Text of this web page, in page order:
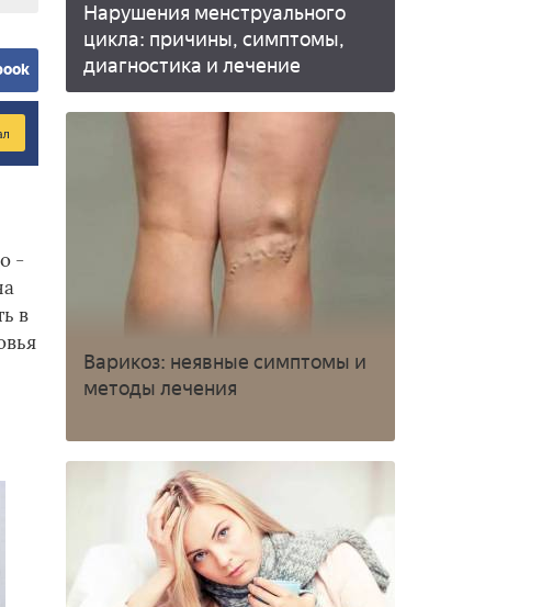
-
в
Нарушения менструального
цикла: причины, симптомы,
диагностика и лечение
Варикоз: неявные симптомы и
методы лечения